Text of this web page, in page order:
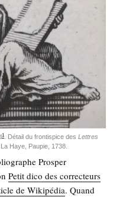
1. Détail du fron­tis­pice des Lettres
Haye, Pau­pie, 1738.
Pros­per
Petit dico des cor­rec­teurs
de Wiki­pé­dia. Quand